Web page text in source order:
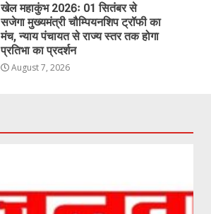
खेल महाकुंभ 2026ः 01 सितंबर से
सजेगा मुख्यमंत्री चौम्पियनशिप ट्रॉफी का
मंच, न्याय पंचायत से राज्य स्तर तक होगा
प्रतिभा का प्रदर्शन
August 7, 2026